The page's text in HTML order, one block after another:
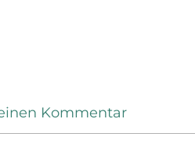
Kommentar